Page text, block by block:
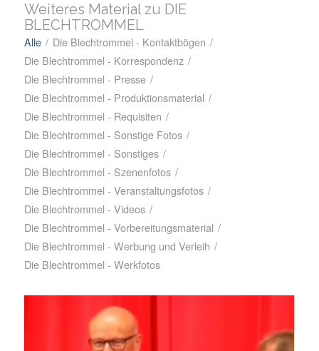
Weiteres Material zu DIE
BLECHTROMMEL
Alle / Die Blechtrommel - Kontaktbögen /
Die Blechtrommel - Korrespondenz /
Die Blechtrommel - Presse /
Die Blechtrommel - Produktionsmaterial /
Die Blechtrommel - Requisiten /
Die Blechtrommel - Sonstige Fotos /
Die Blechtrommel - Sonstiges /
Die Blechtrommel - Szenenfotos /
Die Blechtrommel - Veranstaltungsfotos /
Die Blechtrommel - Videos /
Die Blechtrommel - Vorbereitungsmaterial /
Die Blechtrommel - Werbung und Verleih /
Die Blechtrommel - Werkfotos